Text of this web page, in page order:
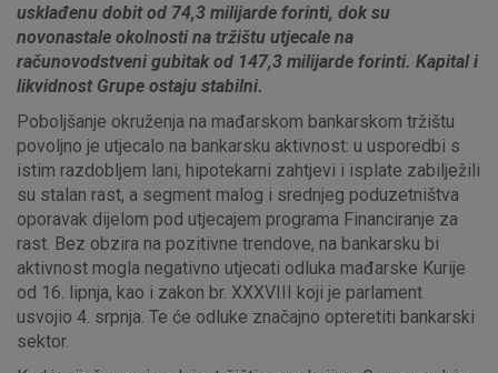
usklađenu dobit od 74,3 milijarde forinti, dok su
novonastale okolnosti na tržištu utjecale na
računovodstveni gubitak od 147,3 milijarde forinti. Kapital i
likvidnost Grupe ostaju stabilni.
Poboljšanje okruženja na mađarskom bankarskom tržištu
povoljno je utjecalo na bankarsku aktivnost: u usporedbi s
istim razdobljem lani, hipotekarni zahtjevi i isplate zabilježili
su stalan rast, a segment malog i srednjeg poduzetništva
oporavak dijelom pod utjecajem programa Financiranje za
rast. Bez obzira na pozitivne trendove, na bankarsku bi
aktivnost mogla negativno utjecati odluka mađarske Kurije
od 16. lipnja, kao i zakon br. XXXVIII koji je parlament
usvojio 4. srpnja. Te će odluke značajno opteretiti bankarski
sektor.